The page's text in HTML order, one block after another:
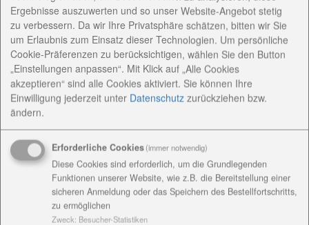
Konzeptionelle Arbeit
Angebote / Kosten
Einrichtungsanschrift /
Rechnungsanschrift
Kontakt
Ergebnisse auszuwerten und so unser Website-Angebot stetig
zu verbessern. Da wir Ihre Privatsphäre schätzen, bitten wir Sie
um Erlaubnis zum Einsatz dieser Technologien. Um persönliche
Cookie-Präferenzen zu berücksichtigen, wählen Sie den Button
„Einstellungen anpassen“. Mit Klick auf „Alle Cookies
akzeptieren“ sind alle Cookies aktiviert. Sie können Ihre
Einwilligung jederzeit unter Datenschutz zurückziehen bzw.
ändern.
Erforderliche Cookies(immer notwendig)
Diese Cookies sind erforderlich, um die Grundlegenden
Funktionen unserer Website, wie z.B. die Bereitstellung einer
sicheren Anmeldung oder das Speichern des Bestellfortschritts,
zu ermöglichen
Zweck: Besucher-Statistiken